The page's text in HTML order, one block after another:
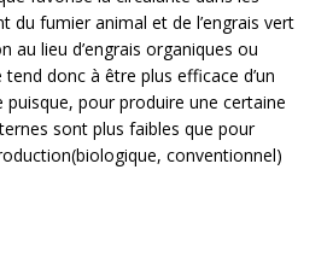
du fumier animal et de l’engrais vert
au lieu d’engrais organiques ou
donc à être plus efficace d’un
pour produire une certaine
sont plus faibles que pour
conventionnel)